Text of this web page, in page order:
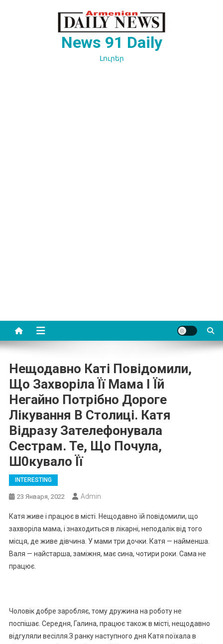
News 91 Daily
Լուրեր
Нещодавно Каті Повідомили,
Що Захворіла Її Мама І Їй
Негайно Потрібно Дороге
Лікування В Столиці. Катя
Відразу Зателефонувала
Сестрам. Те, Що Почула,
Ш0кувало Її
INTERESTING
23 Января, 2022 Admin
Катя живе і працює в місті. Нещодавно їй повідомили, що
захворіла мама, і знаходиться в лікарні, неподалік від того
місця, де живе дівчина. У мами три дочки. Катя — найменша.
Валя — найстарша, заміжня, має сина, чотири роки. Сама не
працює.
Чоловік добре заробляє, тому дружина на роботу не
поспішає. Середня, Галина, працює також в місті, нещодавно
відгуляли весілля.З ранку наступного дня Катя поїхала в